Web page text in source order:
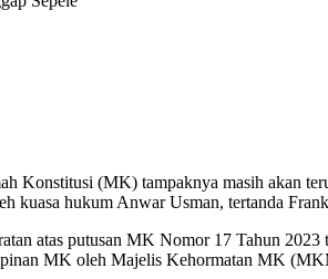
Konstitusi (MK) tampaknya masih akan
kuasa hukum Anwar Usman, tertanda
atas putusan MK Nomor 17 Tahun
MK oleh Majelis Kehormatan MK